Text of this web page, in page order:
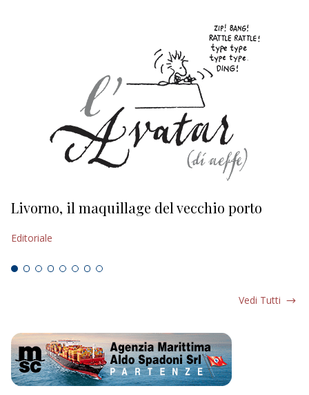
Livorno, il maquillage del vecchio porto
Editoriale
Vedi Tutti